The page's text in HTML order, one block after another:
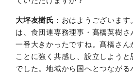
大坪友樹氏 ：おはようございま
は、食団連専務理事・髙橋英樹
一番大きかったですね。髙橋さん
ことに強く共感し、設立しようと
でした。地域から国へとつながる